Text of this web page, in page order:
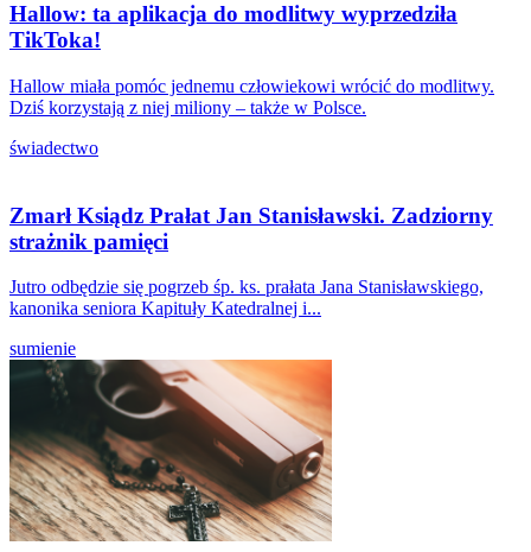
Hallow: ta aplikacja do modlitwy wyprzedziła
TikToka!
Hallow miała pomóc jednemu człowiekowi wrócić do modlitwy.
Dziś korzystają z niej miliony – także w Polsce.
świadectwo
Zmarł Ksiądz Prałat Jan Stanisławski. Zadziorny
strażnik pamięci
Jutro odbędzie się pogrzeb śp. ks. prałata Jana Stanisławskiego,
kanonika seniora Kapituły Katedralnej i...
sumienie